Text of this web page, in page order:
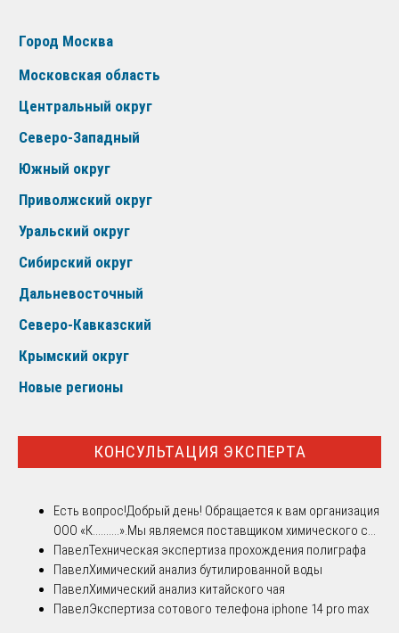
Город Москва
Московская область
Центральный округ
Северо-Западный
Южный округ
Приволжский округ
Уральский округ
Сибирский округ
Дальневосточный
Северо-Кавказский
Крымский округ
Новые регионы
КОНСУЛЬТАЦИЯ ЭКСПЕРТА
Есть вопрос!Добрый день! Обращается к вам организация
ООО «К..........».Мы являемся поставщиком химического с...
ПавелТехническая экспертиза прохождения полиграфа
ПавелХимический анализ бутилированной воды
ПавелХимический анализ китайского чая
ПавелЭкспертиза сотового телефона iphone 14 pro max